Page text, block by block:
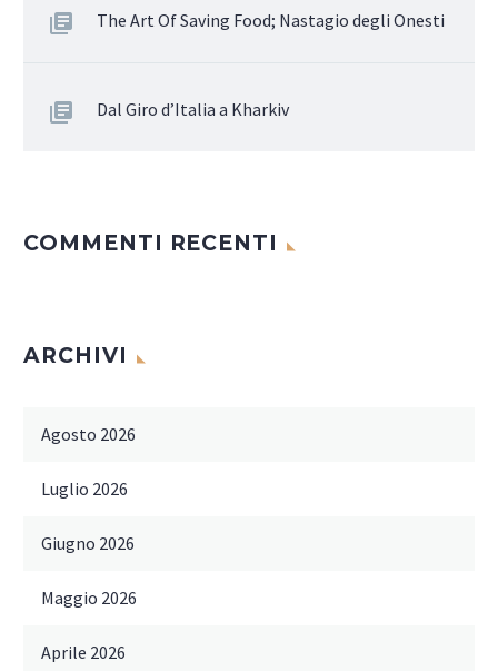
The Art Of Saving Food; Nastagio degli Onesti
Dal Giro d’Italia a Kharkiv
COMMENTI RECENTI
ARCHIVI
Agosto 2026
Luglio 2026
Giugno 2026
Maggio 2026
Aprile 2026